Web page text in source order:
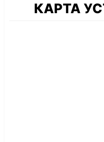
КАРТА